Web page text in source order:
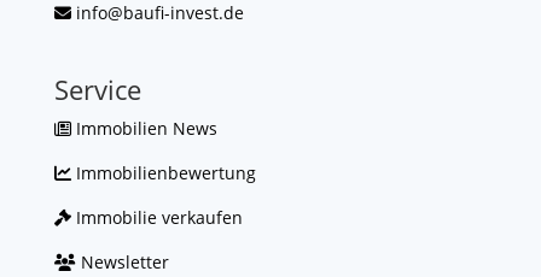
info@baufi-invest.de
Service
Immobilien News
Immobilienbewertung
Immobilie verkaufen
Newsletter